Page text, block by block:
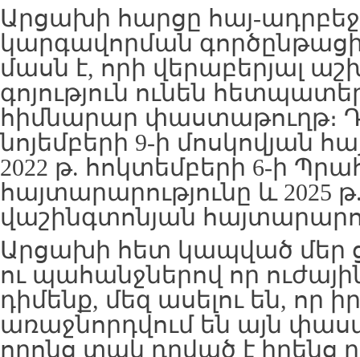
Արցախի հարցը հայ-
կարգավորման
մասն է, որի վերաբերյալ
գոյություն ունեն
հիմնարար փաստաթուղթ։
նոյեմբերի 9-ի մոսկովյան
2022 թ. հոկտեմբերի 6-ի
հայտարարությունը և 2025
վաշինգտոնյան
Արցախի հետ կապված մեր
ու պահանջներով որ
դիմենք, մեզ ասելու են, որ
առաջնորդվում են այն
որոնց տակ դրված է իրենց